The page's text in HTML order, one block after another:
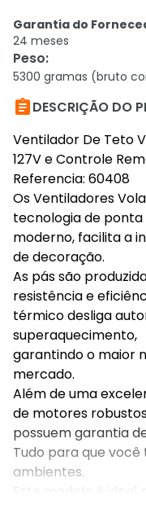
Garantia do
24 meses
Peso:
5300 gramas (bruto
DESCRIÇÃO DO
Ventilador De Teto
127V e Controle
Referencia: 60408
Os Ventiladores
tecnologia de ponta
moderno, facilita a
de decoração.
As pás são
resistência e
térmico desliga
superaquecimento,
garantindo o maior
mercado.
Além de uma
de motores
possuem garantia
Tudo para que
ambientes.
Este modelo é ideal